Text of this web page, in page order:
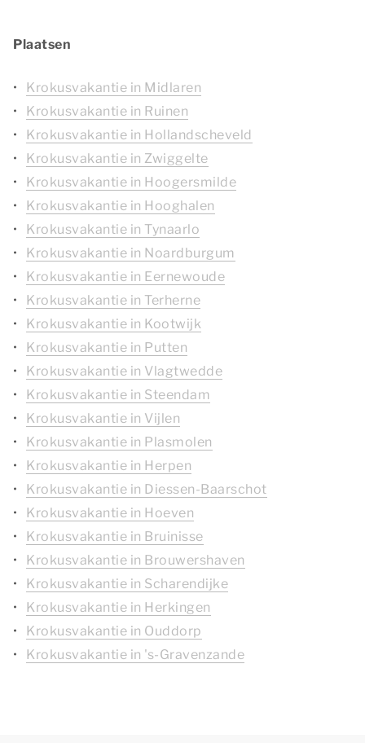
Plaatsen
Krokusvakantie in Midlaren
Krokusvakantie in Ruinen
Krokusvakantie in Hollandscheveld
Krokusvakantie in Zwiggelte
Krokusvakantie in Hoogersmilde
Krokusvakantie in Hooghalen
Krokusvakantie in Tynaarlo
Krokusvakantie in Noardburgum
Krokusvakantie in Eernewoude
Krokusvakantie in Terherne
Krokusvakantie in Kootwijk
Krokusvakantie in Putten
Krokusvakantie in Vlagtwedde
Krokusvakantie in Steendam
Krokusvakantie in Vijlen
Krokusvakantie in Plasmolen
Krokusvakantie in Herpen
Krokusvakantie in Diessen-Baarschot
Krokusvakantie in Hoeven
Krokusvakantie in Bruinisse
Krokusvakantie in Brouwershaven
Krokusvakantie in Scharendijke
Krokusvakantie in Herkingen
Krokusvakantie in Ouddorp
Krokusvakantie in 's-Gravenzande